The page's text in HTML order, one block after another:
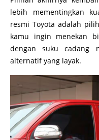
lebih mementingkan
resmi Toyota adalah
kamu ingin menekan
dengan suku cadang
alternatif yang layak.